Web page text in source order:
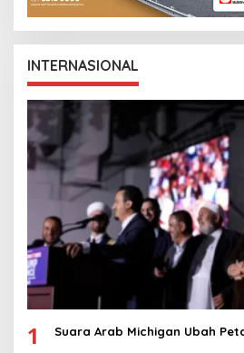
INTERNASIONAL
1 Suara Arab Michigan Ubah